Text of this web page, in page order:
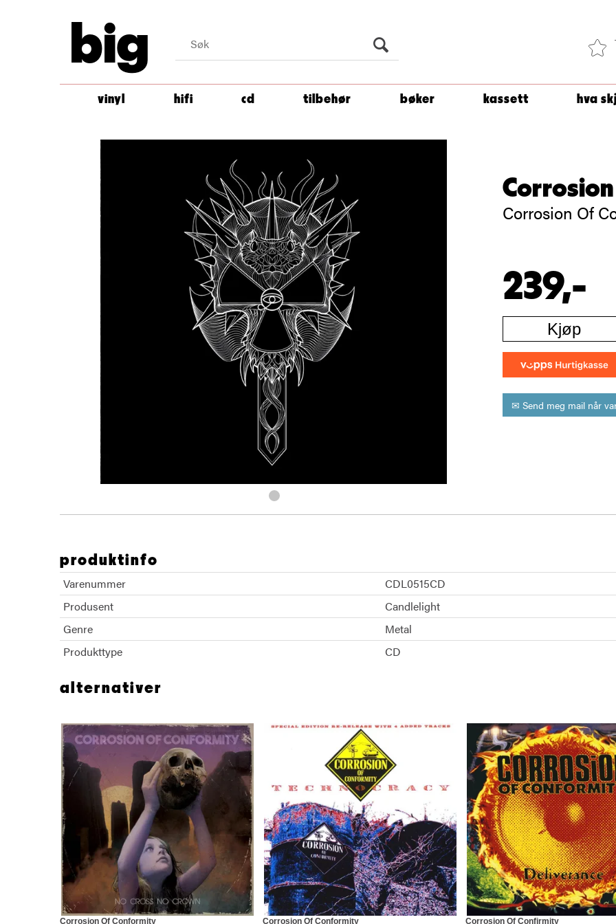
big
vinyl hifi cd tilbehør bøker kassett hva
Corrosion Of
239,-
Kjøp
✉ Send meg mail når
produktinfo
Varenummer
CDL0515CD
Produsent
Candlelight
Genre
Metal
Produkttype
CD
alternativer
Corrosion Of Conformity Corrosion Of Conformity Corrosion Of Confirmity